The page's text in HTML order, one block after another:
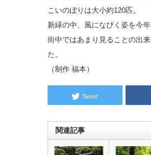
こいのぼりは大小約120匹。
新緑の中、風になびく姿を今
街中ではあまり見ることの出
た。
（制作 福本）
Tweet
関連記事